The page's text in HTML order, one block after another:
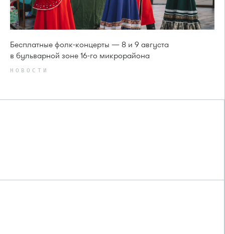
Бесплатные фолк-концерты — 8 и 9 августа
в бульварной зоне 16-го микрорайона
НОВОСТИ